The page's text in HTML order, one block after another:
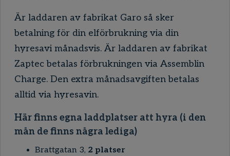
Är laddaren av fabrikat Garo så sker
betalning för din elförbrukning via din
hyresavi månadsvis. Är laddaren av fabrikat
Zaptec betalas förbrukningen via Assemblin
Charge. Den extra månadsavgiften betalas
alltid via hyresavin.
Här finns egna laddplatser att hyra (i den
mån de finns några lediga)
Brattgatan 3, 2 platser